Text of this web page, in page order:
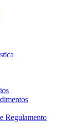
Regulamento